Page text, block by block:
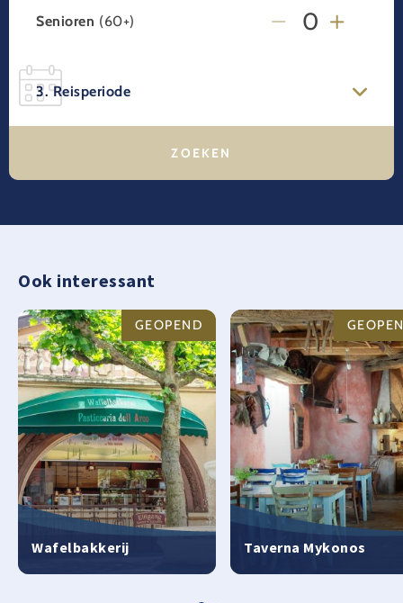
Senioren (60+)
3. Reisperiode
Ook interessant
GEOPEND
Wafelbakkerij Taverna Mykonos